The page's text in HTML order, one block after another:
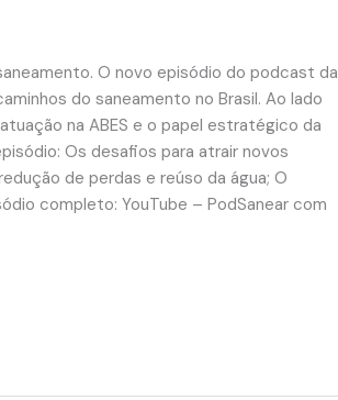
O novo episódio do podcast da
do saneamento no Brasil. Ao lado
na ABES e o papel estratégico da
Os desafios para atrair novos
de perdas e reúso da água; O
completo: YouTube – PodSanear com